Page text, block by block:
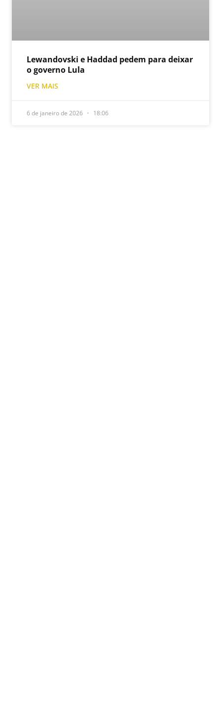
Lewandovski e Haddad pedem para deixar
o governo Lula
VER MAIS
6 de janeiro de 2026 18:06